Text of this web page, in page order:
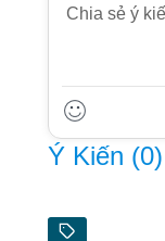
Ý Kiến (0)